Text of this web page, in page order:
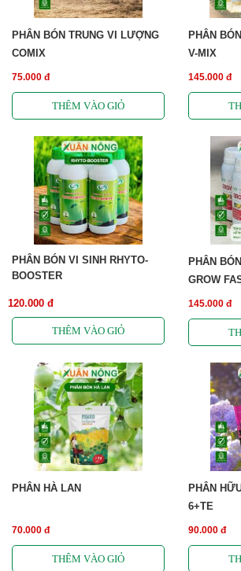
PHÂN BÓN TRUNG VI LƯỢNG
COMIX
75.000 đ
PHÂN
V-MIX
145.000 đ
PHÂN BÓN VI SINH RHYTO-
BOOSTER
120.000 đ
PHÂN BÓN ĐA VI LƯỢNG
GROW
145.000 đ
PHÂN HÀ LAN
70.000 đ
PHÂN
6+TE
90.000 đ